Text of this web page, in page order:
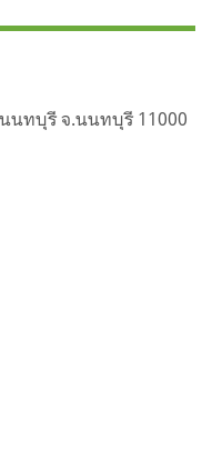
นนทบุรี จ.นนทบุรี 11000